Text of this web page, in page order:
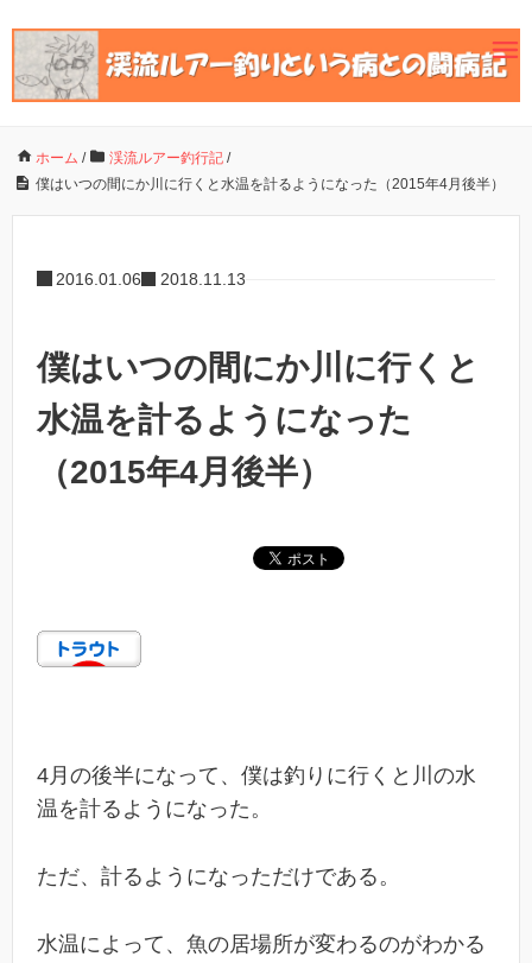
ホーム / 渓流ルアー釣行記 /
僕はいつの間にか川に行くと水温を計るようになった（2015年4月後半）
2016.01.06 2018.11.13
僕はいつの間にか川に行くと
水温を計るようになった
（2015年4月後半）
4月の後半になって、僕は釣りに行くと川の水
温を計るようになった。
ただ、計るようになっただけである。
水温によって、魚の居場所が変わるのがわかる